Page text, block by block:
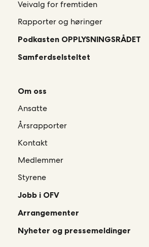
Veivalg for fremtiden
Rapporter og høringer
Podkasten OPPLYSNINGSRÅDET
Samferdselsteltet
Om oss
Ansatte
Årsrapporter
Kontakt
Medlemmer
Styrene
Jobb i OFV
Arrangementer
Nyheter og pressemeldinger